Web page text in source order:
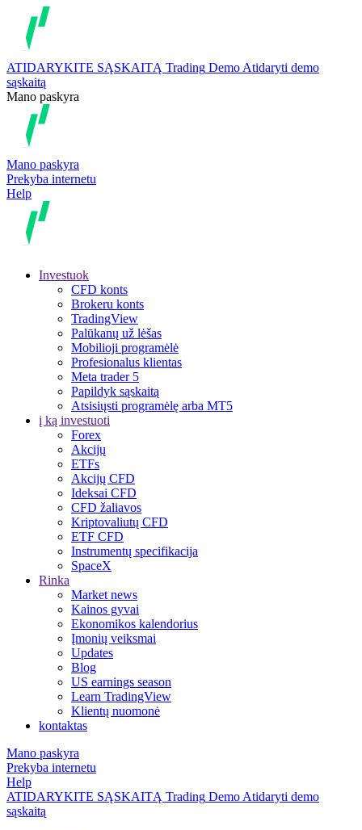
ATIDARYKITE SĄSKAITĄ Trading Demo Atidaryti demo
sąskaitą
Mano paskyra
Mano paskyra
Prekyba internetu
Help
Investuok
CFD konts
Brokeru konts
TradingView
Palūkanų už lėšas
Mobilioji programėlė
Profesionalus klientas
Meta trader 5
Papildyk sąskaitą
Atsisiųsti programėlę arba MT5
į ką investuoti
Forex
Akcijų
ETFs
Akcijų CFD
Ideksai CFD
CFD žaliavos
Kriptovaliutų CFD
ETF CFD
Instrumentų specifikacija
SpaceX
Rinka
Market news
Kainos gyvai
Ekonomikos kalendorius
Įmonių veiksmai
Updates
Blog
US earnings season
Learn TradingView
Klientų nuomonė
kontaktas
Mano paskyra
Prekyba internetu
Help
ATIDARYKITE SĄSKAITĄ Trading Demo Atidaryti demo
sąskaitą